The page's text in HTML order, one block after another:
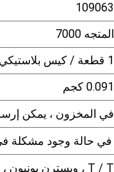
109063
المتجه 7000
1 قطعة / كيس بلاستيكي
0.091 كجم
في المخزون ، يمكن إرسالها في
في حالة وجود مشكلة في
T / T ، ويسترن يونيون ، باي بال